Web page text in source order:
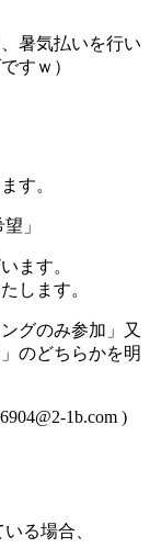
暑気払いを行い
すｗ）
す。
」
ます。
します。
グのみ参加」
又
のどちらかを明
1b.com )
る場合、